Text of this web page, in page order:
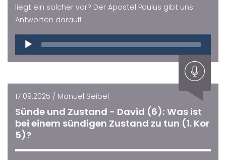
liegt ein solcher vor? Der Apostel Paulus gibt uns
Antworten darauf!
Audio
Player
17.09.2025 / Manuel Seibel
Sünde und Zustand - David (6): Was ist
bei einem sündigen Zustand zu tun (1. Kor
5)?